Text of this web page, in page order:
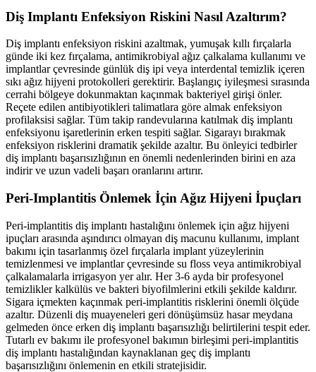
Diş Implantı Enfeksiyon Riskini Nasıl Azaltırım?
Diş implantı enfeksiyon riskini azaltmak, yumuşak kıllı fırçalarla
günde iki kez fırçalama, antimikrobiyal ağız çalkalama kullanımı ve
implantlar çevresinde günlük diş ipi veya interdental temizlik içeren
sıkı ağız hijyeni protokolleri gerektirir. Başlangıç iyileşmesi sırasında
cerrahi bölgeye dokunmaktan kaçınmak bakteriyel girişi önler.
Reçete edilen antibiyotikleri talimatlara göre almak enfeksiyon
profilaksisi sağlar. Tüm takip randevularına katılmak diş implantı
enfeksiyonu işaretlerinin erken tespiti sağlar. Sigarayı bırakmak
enfeksiyon risklerini dramatik şekilde azaltır. Bu önleyici tedbirler
diş implantı başarısızlığının en önemli nedenlerinden birini en aza
indirir ve uzun vadeli başarı oranlarını artırır.
Peri-Implantitis Önlemek İçin Ağız Hijyeni İpuçları
Peri-implantitis diş implantı hastalığını önlemek için ağız hijyeni
ipuçları arasında aşındırıcı olmayan diş macunu kullanımı, implant
bakımı için tasarlanmış özel fırçalarla implant yüzeylerinin
temizlenmesi ve implantlar çevresinde su floss veya antimikrobiyal
çalkalamalarla irrigasyon yer alır. Her 3-6 ayda bir profesyonel
temizlikler kalkülüs ve bakteri biyofilmlerini etkili şekilde kaldırır.
Sigara içmekten kaçınmak peri-implantitis risklerini önemli ölçüde
azaltır. Düzenli diş muayeneleri geri dönüşümsüz hasar meydana
gelmeden önce erken diş implantı başarısızlığı belirtilerini tespit eder.
Tutarlı ev bakımı ile profesyonel bakımın birleşimi peri-implantitis
diş implantı hastalığından kaynaklanan geç diş implantı
başarısızlığını önlemenin en etkili stratejisidir.